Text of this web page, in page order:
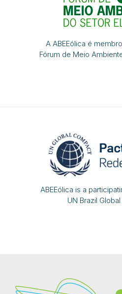
A ABEEólica é
Fórum de Meio
ABEEólica is a
UN Brazil